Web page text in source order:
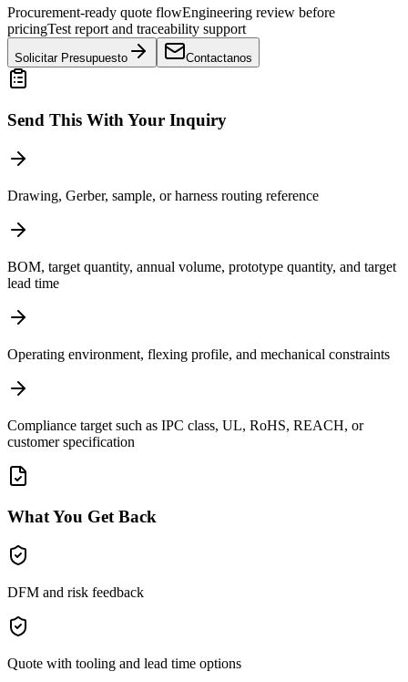
Procurement-ready quote flowEngineering review before
pricingTest report and traceability support
Solicitar Presupuesto Contactanos
Send This With Your Inquiry
Drawing, Gerber, sample, or harness routing reference
BOM, target quantity, annual volume, prototype quantity, and target
lead time
Operating environment, flexing profile, and mechanical constraints
Compliance target such as IPC class, UL, RoHS, REACH, or
customer specification
What You Get Back
DFM and risk feedback
Quote with tooling and lead time options